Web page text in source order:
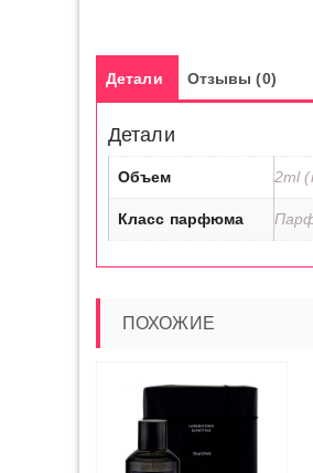
Детали Отзывы (0)
Детали
Объем 2ml
Класс парфюма
ПОХОЖИЕ